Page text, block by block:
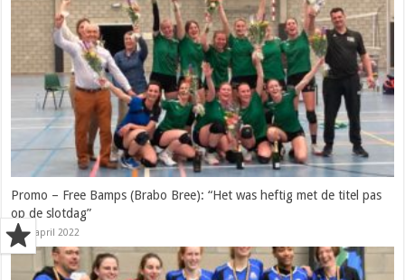
Promo – Free Bamps (Brabo Bree): “Het was heftig met de titel pas
op de slotdag”
22 april 2022